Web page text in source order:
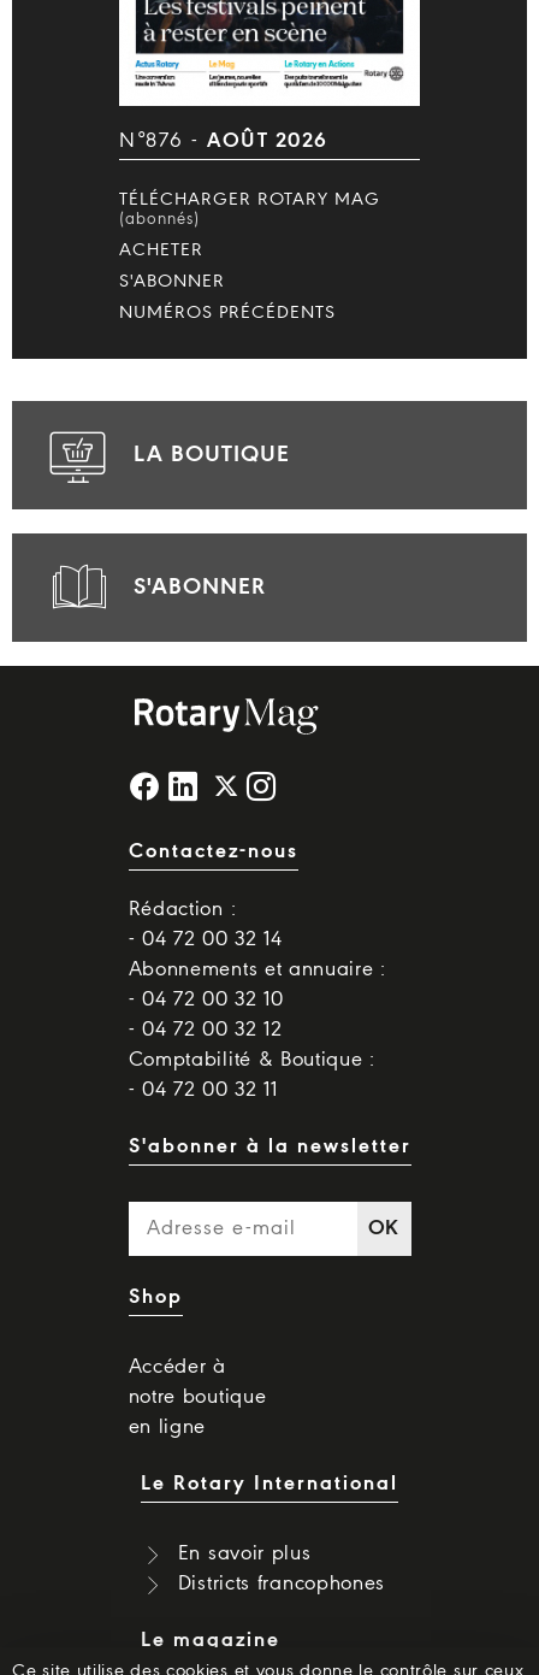
N°876 - AOÛT 2026
TÉLÉCHARGER ROTARY MAG
(abonnés)
ACHETER
S'ABONNER
NUMÉROS PRÉCÉDENTS
LA BOUTIQUE
S'ABONNER
Contactez-nous
Rédaction :
- 04 72 00 32 14
Abonnements et annuaire :
- 04 72 00 32 10
- 04 72 00 32 12
Comptabilité & Boutique :
- 04 72 00 32 11
S'abonner à la newsletter
OK
Shop
Accéder à
notre boutique
en ligne
Le Rotary International
En savoir plus
Districts francophones
Le magazine